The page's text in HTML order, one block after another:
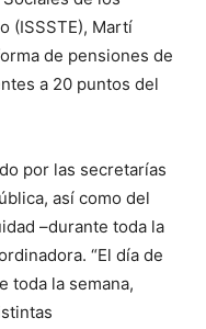
(ISSSTE), Martí
de pensiones de
a 20 puntos del
por las secretarías
así como del
–durante toda la
“El día de
toda la semana,